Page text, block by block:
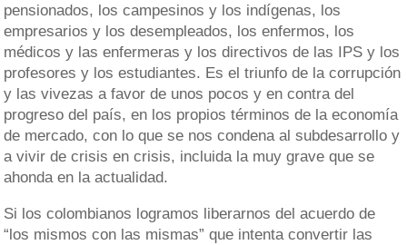
pensionados, los campesinos y los indígenas, los
empresarios y los desempleados, los enfermos, los
médicos y las enfermeras y los directivos de las IPS y los
profesores y los estudiantes. Es el triunfo de la corrupción
y las vivezas a favor de unos pocos y en contra del
progreso del país, en los propios términos de la economía
de mercado, con lo que se nos condena al subdesarrollo y
a vivir de crisis en crisis, incluida la muy grave que se
ahonda en la actualidad.
Si los colombianos logramos liberarnos del acuerdo de
“los mismos con las mismas” que intenta convertir las